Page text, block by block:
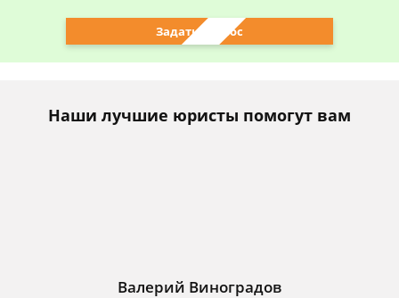
Задать вопрос
Наши лучшие юристы помогут вам
Валерий Виноградов